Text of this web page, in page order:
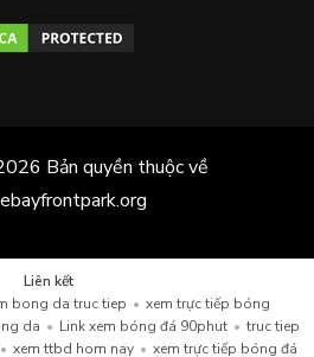
Bản quyền thuộc về
Liên kết
bong da truc tiep • xem trực tiếp bóng
da • Link xem bóng đá 90phut • truc tiep
• xem ttbd hom nay • xem trực tiếp bóng đá